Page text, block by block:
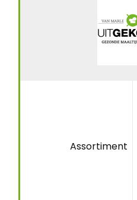
Assortiment